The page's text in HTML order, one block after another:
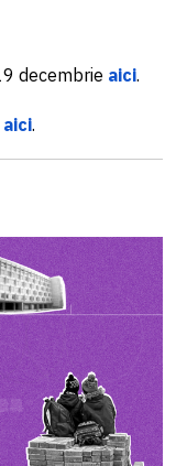
decembrie aici.
aici.